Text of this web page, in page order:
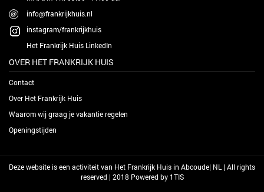
info@frankrijkhuis.nl
instagram/frankrijkhuis
Het Frankrijk Huis LinkedIn
OVER HET FRANKRIJK HUIS
Contact
Over Het Frankrijk Huis
Waarom wij graag je vakantie regelen
Openingstijden
Deze website is een activiteit van Het Frankrijk Huis in Abcoude| NL | All rights
reserved | 2018 Powered by 1TIS